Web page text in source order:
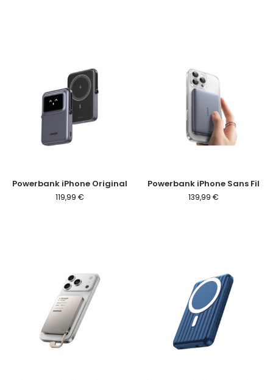
Powerbank iPhone Original
119,99 €
Powerbank iPhone Sans Fil
139,99 €